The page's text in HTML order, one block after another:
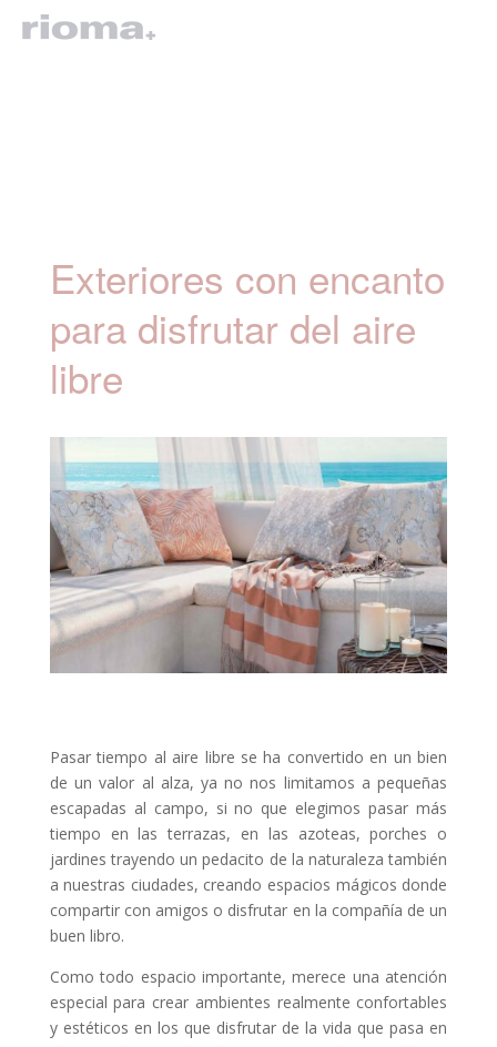
Exteriores con encanto
para disfrutar del aire
libre
Pasar tiempo al aire libre se ha convertido en un bien
de un valor al alza, ya no nos limitamos a pequeñas
escapadas al campo, si no que elegimos pasar más
tiempo en las terrazas, en las azoteas, porches o
jardines trayendo un pedacito de la naturaleza también
a nuestras ciudades, creando espacios mágicos donde
compartir con amigos o disfrutar en la compañía de un
buen libro.
Como todo espacio importante, merece una atención
especial para crear ambientes realmente confortables
y estéticos en los que disfrutar de la vida que pasa en